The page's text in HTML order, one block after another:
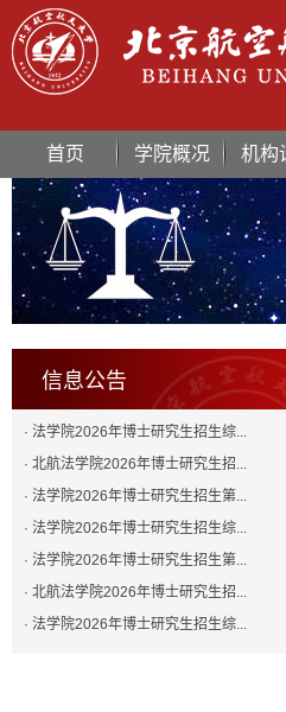
首页 学院概况 机构
信息公告
· 法学院2026年博士研究生招生综...
· 北航法学院2026年博士研究生招...
· 法学院2026年博士研究生招生第...
· 法学院2026年博士研究生招生综...
· 法学院2026年博士研究生招生第...
· 北航法学院2026年博士研究生招...
· 法学院2026年博士研究生招生综...